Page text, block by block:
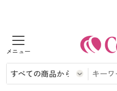
商品を探す
レディース